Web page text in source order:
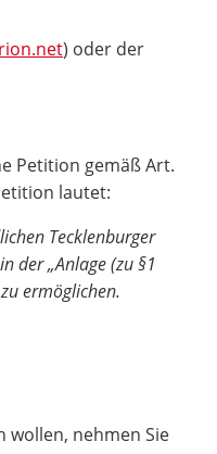
) oder der
Petition gemäß Art.
lautet:
Tecklenburger
der „Anlage (zu §1
ermöglichen.
wollen, nehmen Sie